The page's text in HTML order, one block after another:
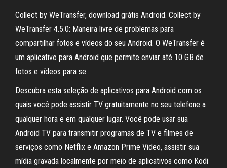
Collect by WeTransfer, download grátis Android. Collect by
WeTransfer 4.5.0: Maneira livre de problemas para
compartilhar fotos e vídeos do seu Android. O WeTransfer é
um aplicativo para Android que permite enviar até 10 GB de
fotos e vídeos para se
Descubra esta seleção de aplicativos para Android com os
quais você pode assistir TV gratuitamente no seu telefone a
qualquer hora e em qualquer lugar. Você pode usar sua
Android TV para transmitir programas de TV e filmes de
serviços como Netflix e Amazon Prime Video, assistir sua
mídia gravada localmente por meio de aplicativos como Kodi